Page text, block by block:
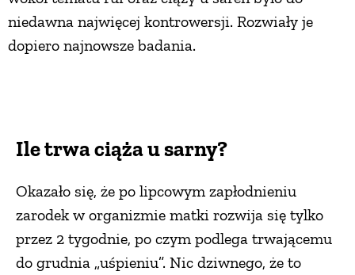
niedawna najwięcej kontrowersji. Rozwiały je
dopiero najnowsze badania.
Ile trwa ciąża u sarny?
Okazało się, że po lipcowym zapłodnieniu
zarodek w organizmie matki rozwija się tylko
przez 2 tygodnie, po czym podlega trwającemu
do grudnia „uśpieniu”. Nic dziwnego, że to